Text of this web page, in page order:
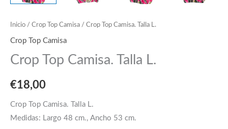
Inicio / Crop Top Camisa / Crop Top Camisa. Talla L.
Crop Top Camisa
Crop Top Camisa. Talla L.
€18,00
Crop Top Camisa. Talla L.
Medidas: Largo 48 cm., Ancho 53 cm.